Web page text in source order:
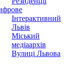
Інтерактивний
Львів
Міський
медіаархів
Вулиці Львова